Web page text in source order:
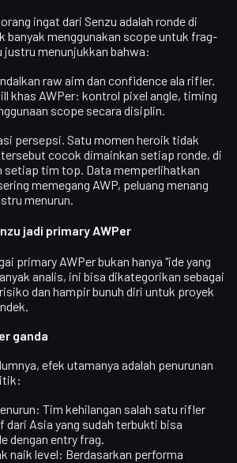
ingat dari Senzu adalah ronde di
banyak menggunakan scopeuntuk frag-
justru menunjukkan bahwa:
raw aim dan confidence ala rifler.
khas AWPer: kontrol pixel angle, timing
scope secara disiplin.
persepsi. Satu momen heroik tidak
cocok dimainkan setiap ronde, di
setiap tim top. Data memperlihatkan
memegang AWP, peluang menang
menurun.
jadi primary AWPer
primary AWPer bukan hanya "ide yang
analis, ini bisa dikategorikan sebagai
dan hampir bunuh diri untuk proyek
ganda
efek utamanya adalah penurunan
: Tim kehilangan salah satu rifler
dari Asia yang sudah terbukti bisa
dengan entry frag.
naik level: Berdasarkan performa